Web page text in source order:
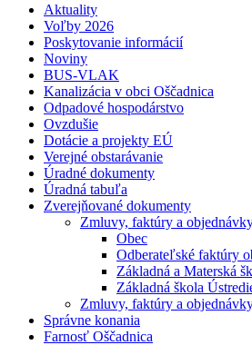
Aktuality
Voľby 2026
Poskytovanie informácií
Noviny
BUS-VLAK
Kanalizácia v obci Oščadnica
Odpadové hospodárstvo
Ovzdušie
Dotácie a projekty EÚ
Verejné obstarávanie
Úradné dokumenty
Úradná tabuľa
Zverejňované dokumenty
Zmluvy, faktúry a
Obec
Odberateľské faktúry
Základná a Materská
Základná škola
Zmluvy, faktúry a
Správne konania
Farnosť Oščadnica